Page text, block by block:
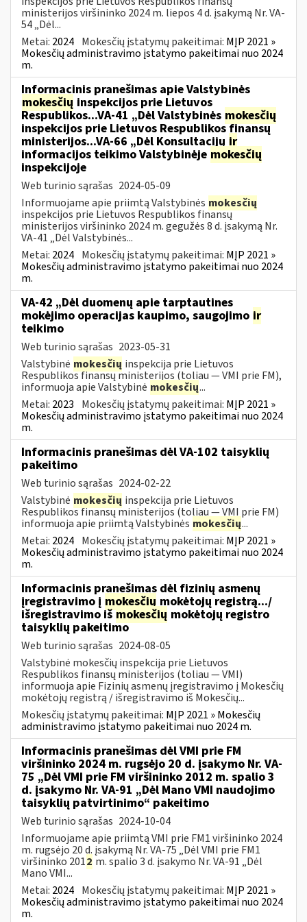
ministerijos viršininko 2024 m. liepos 4 d. įsakymą Nr. VA-
54 „Dėl...
Metai: 2024 Mokesčių įstatymų pakeitimai: MĮP 2021 »
Mokesčių administravimo įstatymo pakeitimai nuo 2024
m.
Informacinis pranešimas apie Valstybinės
mokesčių inspekcijos prie Lietuvos
Respublikos...VA-41 „Dėl Valstybinės mokesčių
inspekcijos prie Lietuvos Respublikos finansų
ministerijos...VA-66 „Dėl Konsultacijų ir
informacijos teikimo Valstybinėje mokesčių
inspekcijoje
Web turinio sąrašas 2024-05-09
Informuojame apie priimtą Valstybinės mokesčių
inspekcijos prie Lietuvos Respublikos finansų
ministerijos viršininko 2024 m. gegužės 8 d. įsakymą Nr.
VA-41 „Dėl Valstybinės...
Metai: 2024 Mokesčių įstatymų pakeitimai: MĮP 2021 »
Mokesčių administravimo įstatymo pakeitimai nuo 2024
m.
VA-42 „Dėl duomenų apie tarptautines
mokėjimo operacijas kaupimo, saugojimo ir
teikimo
Web turinio sąrašas 2023-05-31
Valstybinė mokesčių inspekcija prie Lietuvos
Respublikos finansų ministerijos (toliau ― VMI prie FM),
informuoja apie Valstybinė mokesčių...
Metai: 2023 Mokesčių įstatymų pakeitimai: MĮP 2021 »
Mokesčių administravimo įstatymo pakeitimai nuo 2024
m.
Informacinis pranešimas dėl VA-102 taisyklių
pakeitimo
Web turinio sąrašas 2024-02-22
Valstybinė mokesčių inspekcija prie Lietuvos
Respublikos finansų ministerijos (toliau ― VMI prie FM)
informuoja apie priimtą Valstybinės mokesčių...
Metai: 2024 Mokesčių įstatymų pakeitimai: MĮP 2021 »
Mokesčių administravimo įstatymo pakeitimai nuo 2024
m.
Informacinis pranešimas dėl fizinių asmenų
įregistravimo į mokesčių mokėtojų registrą.../
išregistravimo išmokesčių mokėtojų registro
taisyklių pakeitimo
Web turinio sąrašas 2024-08-05
Valstybinė mokesčių inspekcija prie Lietuvos
Respublikos finansų ministerijos (toliau — VMI)
informuoja apie Fizinių asmenų įregistravimo į Mokesčių
mokėtojų registrą / išregistravimo iš Mokesčių...
Mokesčių įstatymų pakeitimai: MĮP 2021 » Mokesčių
administravimo įstatymo pakeitimai nuo 2024 m.
Informacinis pranešimas dėl VMI prie FM
viršininko 2024 m. rugsėjo 20 d. įsakymo Nr. VA-
75 „Dėl VMI prie FM viršininko 2012 m. spalio 3
d. įsakymo Nr. VA-91 „Dėl Mano VMI naudojimo
taisyklių patvirtinimo“ pakeitimo
Web turinio sąrašas 2024-10-04
Informuojame apie priimtą VMI prie FM1 viršininko 2024
m. rugsėjo 20 d. įsakymą Nr. VA-75 „Dėl VMI prie FM1
viršininko 2012 m. spalio 3 d. įsakymo Nr. VA-91 „Dėl
Mano VMI...
Metai: 2024 Mokesčių įstatymų pakeitimai: MĮP 2021 »
Mokesčių administravimo įstatymo pakeitimai nuo 2024
m.